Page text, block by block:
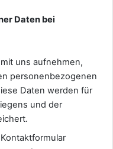
Daten bei
uns aufnehmen,
personenbezogenen
Daten werden für
und der